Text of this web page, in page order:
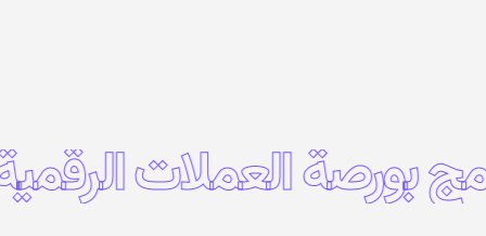
بورصة العملات الرقمية